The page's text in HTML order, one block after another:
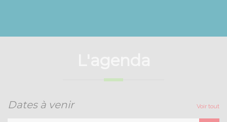
Voir tout
Dates à venir